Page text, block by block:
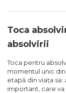
Toca
absolvirii
Toca pentru
momentul unic
etapă din viața
important, care